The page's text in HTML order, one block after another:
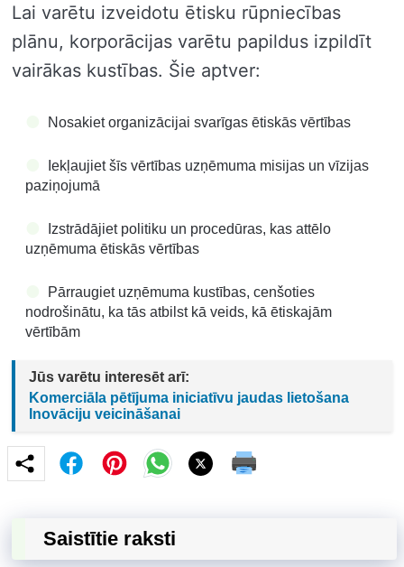
Lai varētu izveidotu ētisku rūpniecības
plānu, korporācijas varētu papildus izpildīt
vairākas kustības. Šie aptver:
Nosakiet organizācijai svarīgas ētiskās vērtības
Iekļaujiet šīs vērtības uzņēmuma misijas un vīzijas
paziņojumā
Izstrādājiet politiku un procedūras, kas attēlo
uzņēmuma ētiskās vērtības
Pārraugiet uzņēmuma kustības, cenšoties
nodrošinātu, ka tās atbilst kā veids, kā ētiskajām
vērtībām
Jūs varētu interesēt arī:
Komerciāla pētījuma iniciatīvu jaudas lietošana
Inovāciju veicināšanai
Saistītie raksti